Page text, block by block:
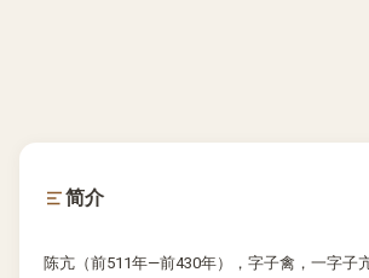
简介
陈亢（前511年—前430年），字子禽，一字子